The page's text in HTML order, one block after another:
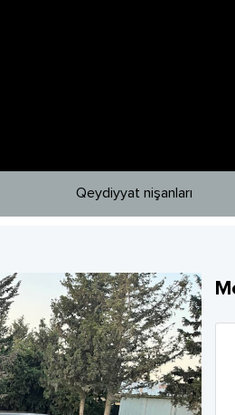
Qeydiyyat nişanları